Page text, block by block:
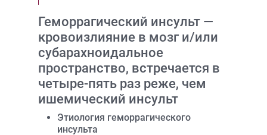
Геморрагический инсульт —
кровоизлияние в мозг и/или
субарахноидальное
пространство, встречается в
четыре-пять раз реже, чем
ишемический инсульт
Этиология геморрагического
инсульта